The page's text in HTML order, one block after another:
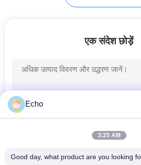
सोलोनॉयड
एक संदेश छोड़ें
Echo
3:25 AM
Good day, what product are you looking